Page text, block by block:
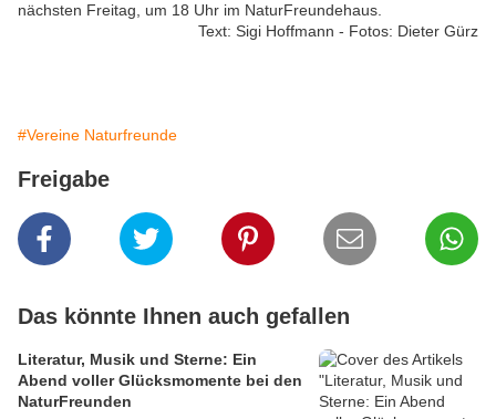
nächsten Freitag, um 18 Uhr im NaturFreundehaus.
Text: Sigi Hoffmann - Fotos: Dieter Gürz
#Vereine Naturfreunde
Freigabe
Das könnte Ihnen auch gefallen
Literatur, Musik und Sterne: Ein
Abend voller Glücksmomente bei den
NaturFreunden